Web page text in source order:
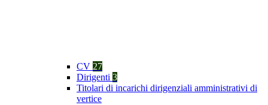
CV 27
Dirigenti 3
Titolari di incarichi dirigenziali amministrativi di
vertice